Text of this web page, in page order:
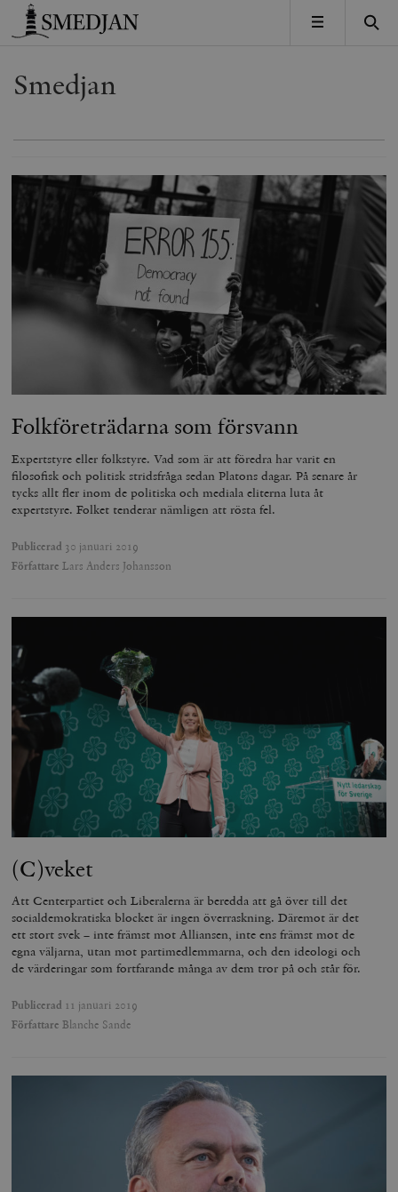
Timbro
MENY
Smedjan
Folkföreträdarna som försvann
Expertstyre eller folkstyre. Vad som är att föredra har varit en
filosofisk och politisk stridsfråga sedan Platons dagar. På senare år
tycks allt fler inom de politiska och mediala eliterna luta åt
expertstyre. Folket tenderar nämligen att rösta fel.
Publicerad 30 januari 2019
Författare Lars Anders Johansson
(C)veket
Att Centerpartiet och Liberalerna är beredda att gå över till det
socialdemokratiska blocket är ingen överraskning. Däremot är det
ett stort svek – inte främst mot Alliansen, inte ens främst mot de
egna väljarna, utan mot partimedlemmarna, och den ideologi och
de värderingar som fortfarande många av dem tror på och står för.
Publicerad 11 januari 2019
Författare Blanche Sande